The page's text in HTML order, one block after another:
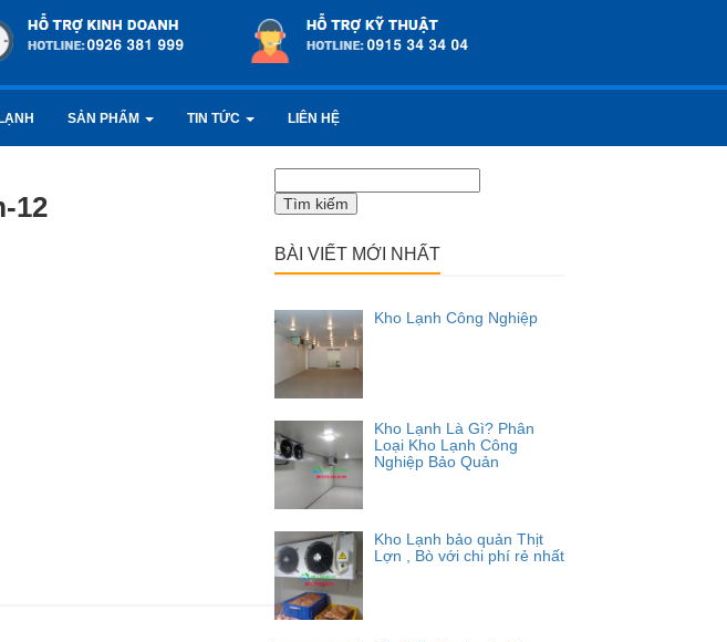
SẢN PHẨM TIN TỨC LIÊN HỆ
12
kiếm
cho:
BÀI VIẾT MỚI NHẤT
Kho Lạnh Công Nghiệp
Kho Lạnh Là Gì? Phân
Loại Kho Lạnh Công
Nghiệp Bảo Quản
Kho Lạnh bảo quản Thịt
Lợn , Bò với chi phí rẻ nhất